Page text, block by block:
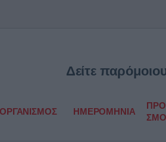
Δείτε
ΟΡΓΑΝΙΣΜΟΣ ΗΜΕΡΟΜΗΝΙΑ